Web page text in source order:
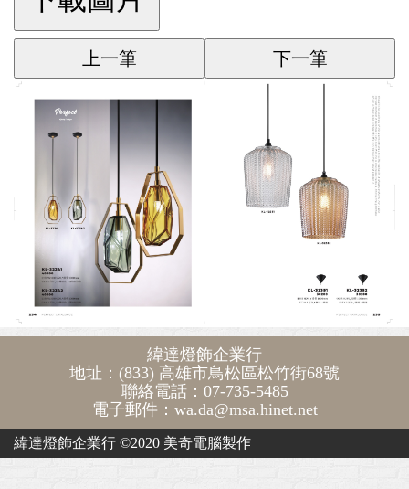
緯達燈飾企業行
地址：(833) 高雄市鳥松區松竹街68號
聯絡電話：07-735-5485
電子郵件：wa.da@msa.hinet.net
緯達燈飾企業行 ©2020 美奇電腦製作